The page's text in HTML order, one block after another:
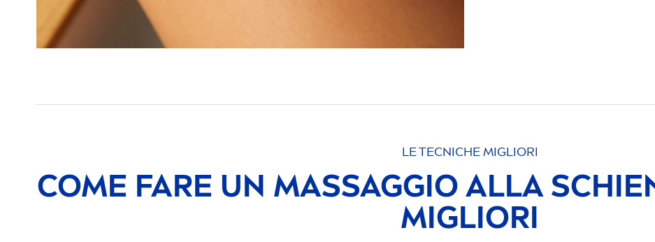
LE TECNICHE MIGLIORI
COME FARE UN MASSAGGIO ALLA
MIGLIORI